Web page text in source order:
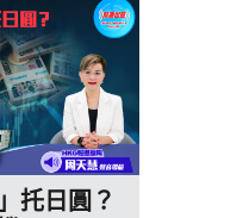
托日圓？